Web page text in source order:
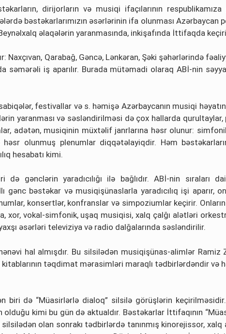
dirijorların və musiqi ifaçılarının
bəstəkarlarımızın əsərlərinin ifa olunması
əlaqələrin yaranmasında, inkişafında İttifaqda
Naxçıvan, Qarabağ, Gəncə, Lənkəran, Şəki şəhərlərində
iş aparılır. Burada mütəmadi olaraq ABİ-nin
festivallar və s. həmişə Azərbaycanın musiqi
yaranması və səsləndirilməsi də çox hallarda
adətən, musiqinin müxtəlif janrlarına həsr olunur:
olunmuş plenumlar diqqətəlayiqdir. Həm
hesabatı kimi.
gənclərin yaradıcılığı ilə bağlıdır. ABİ-nin sıraları
bəstəkar və musiqişünaslarla yaradıcılıq işi aparır,
konsertlər, konfranslar və simpoziumlar keçirir.
vokal-simfonik, uşaq musiqisi, xalq çalğı alətləri
əsərləri televiziya və radio dalğalarında səsləndirilir.
hal almışdır. Bu silsilədən musiqişünas-alimlər Ramiz
kitablarının təqdimat mərasimləri maraqlı tədbirlərdəndir
də “Müasirlərlə dialoq” silsilə görüşlərin keçirilməsidir.
kimi bu gün də aktualdır. Bəstəkarlar İttifaqının
silsilədən olan sonrakı tədbirlərdə tanınmış kinorejissor,